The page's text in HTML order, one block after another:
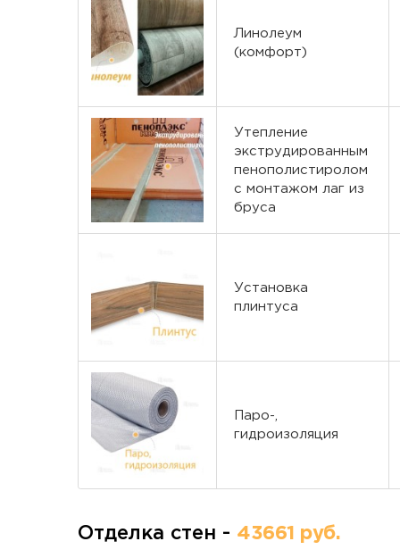
Линолеум
(комфорт)
Утепление
экструдированным
пенополистиролом
с монтажом лаг из
бруса
Установка
плинтуса
Паро-,
гидроизоляция
Отделка стен - 43661 руб.